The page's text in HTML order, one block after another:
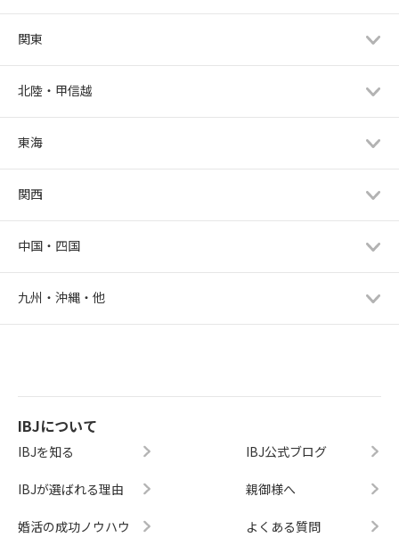
関東
北陸・甲信越
東海
関西
中国・四国
九州・沖縄・他
IBJについて
IBJを知る
IBJが選ばれる理由
婚活の成功ノウハウ
IBJ公式ブログ
親御様へ
よくある質問